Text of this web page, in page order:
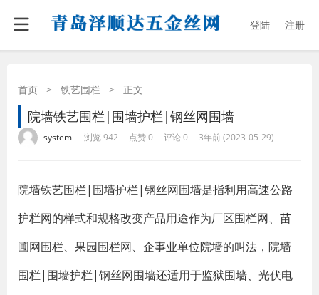
登陆 注册
首页 > 铁艺围栏 > 正文
院墙铁艺围栏|围墙护栏|钢丝网围墙
system 浏览 942 点赞 0 评论 0 3年前 (2023-05-29)
院墙铁艺围栏|围墙护栏|钢丝网围墙是指利用高速公路
护栏网的样式和规格改变产品用途作为厂区围栏网、苗
圃网围栏、果园围栏网、企事业单位院墙的叫法，院墙
围栏|围墙护栏|钢丝网围墙还适用于监狱围墙、光伏电